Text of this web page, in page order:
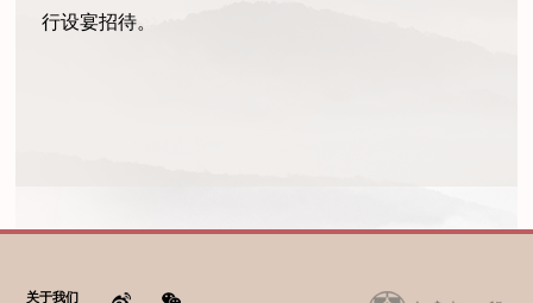
行设宴招待。
关于我们